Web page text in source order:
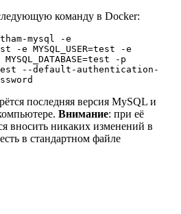
команду в Docker:
mysql -e
-e MYSQL_USER=test -e
MYSQL_DATABASE=test -p
--default-authentication-
последняя версия MySQL и
Внимание: при её
вносить никаких изменений в
в стандартном файле